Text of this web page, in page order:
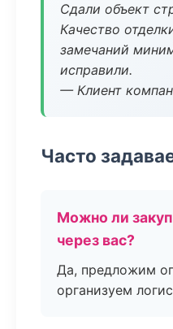
Сдали объект
Качество
замечаний
исправили.
— Клиент
Часто
Можно ли
через вас?
Да, предложим
организуем